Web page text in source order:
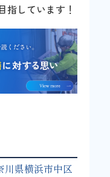
指しています！
川県横浜市中区